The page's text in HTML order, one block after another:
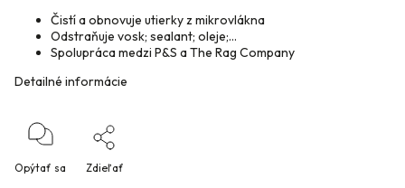
Čistí a obnovuje utierky z mikrovlákna
Odstraňuje vosk; sealant; oleje;...
Spolupráca medzi P&S a The Rag Company
Detailné informácie
Opýtať sa Zdieľať